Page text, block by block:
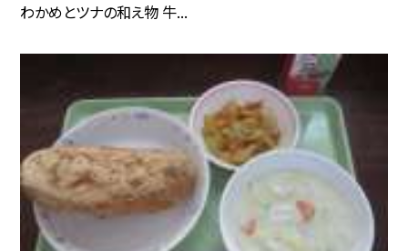
わかめとツナの和え物 牛...